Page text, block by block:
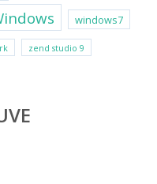
windows7
zend studio 9